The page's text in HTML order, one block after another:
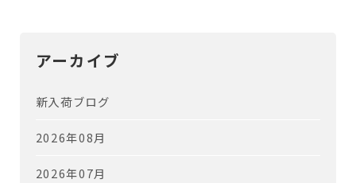
アーカイブ
新入荷ブログ
2026年08月
2026年07月